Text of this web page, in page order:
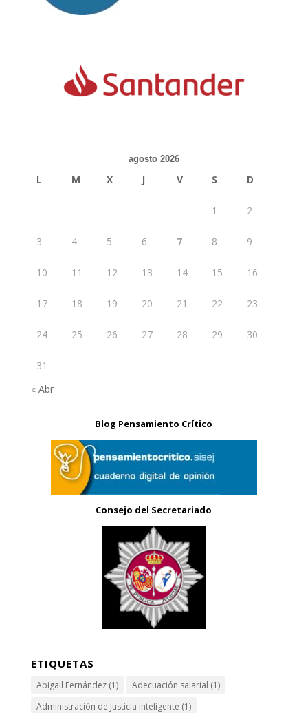
agosto 2026
L M X J V S D
1 2
3 4 5 6 7 8 9
10 11 12 13 14 15 16
17 18 19 20 21 22 23
24 25 26 27 28 29 30
31
« Abr
Blog Pensamiento Crítico
Consejo del Secretariado
ETIQUETAS
Abigail Fernández(1) Adecuación salarial (1)
Administración de Justicia Inteligente (1)